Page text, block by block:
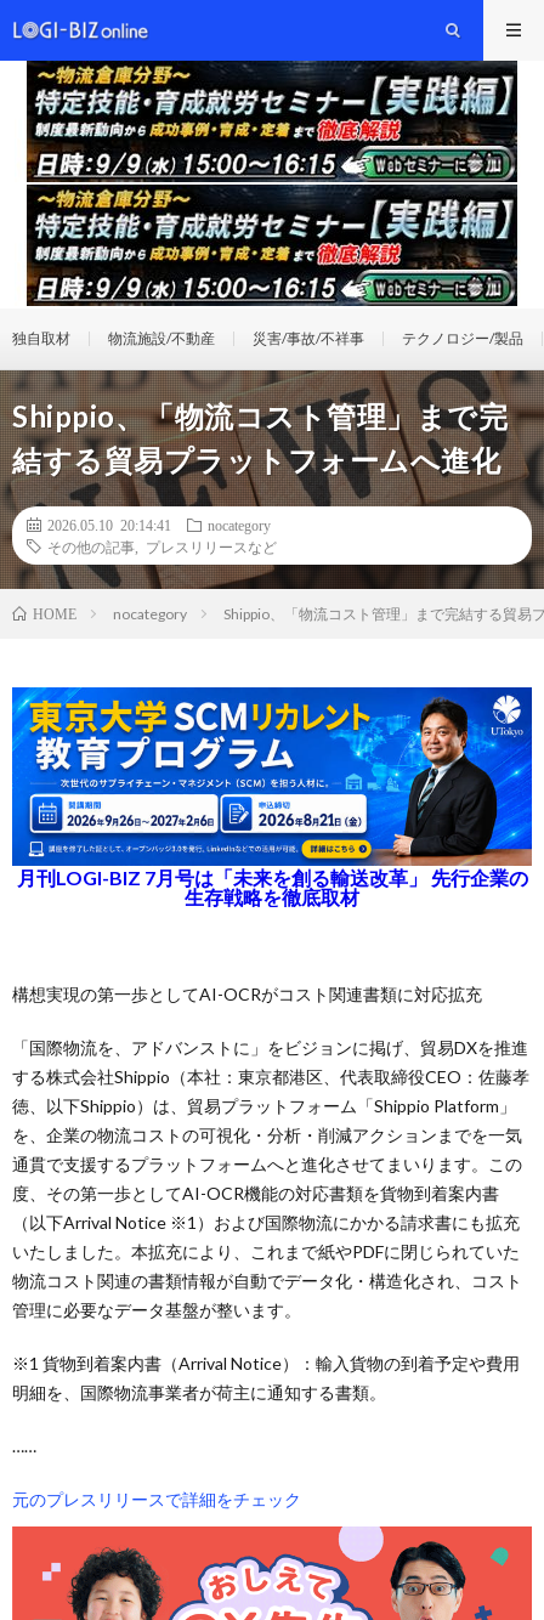
独自取材 物流施設/不動産 災害/事故/不祥事 テクノロジー/製品
Shippio、「物流コスト管理」まで完
結する貿易プラットフォームへ進化
2026.05.10 20:14:41
nocategory
その他の記事
プレスリリースなど
HOME nocategory Shippio、「物流コスト管理」まで完結する貿易
月刊LOGI-BIZ 7月号は「未来を創る輸送改革」 先行企業の
生存戦略を徹底取材
構想実現の第一歩としてAI-OCRがコスト関連書類に対応拡充
「国際物流を、アドバンストに」をビジョンに掲げ、貿易DXを推進
する株式会社Shippio（本社：東京都港区、代表取締役CEO：佐藤孝
徳、以下Shippio）は、貿易プラットフォーム「Shippio Platform」
を、企業の物流コストの可視化・分析・削減アクションまでを一気
通貫で支援するプラットフォームへと進化させてまいります。この
度、その第一歩としてAI-OCR機能の対応書類を貨物到着案内書
（以下Arrival Notice ※1）および国際物流にかかる請求書にも拡充
いたしました。本拡充により、これまで紙やPDFに閉じられていた
物流コスト関連の書類情報が自動でデータ化・構造化され、コスト
管理に必要なデータ基盤が整います。
※1 貨物到着案内書（Arrival Notice）：輸入貨物の到着予定や費用
明細を、国際物流事業者が荷主に通知する書類。
……
元のプレスリリースで詳細をチェック